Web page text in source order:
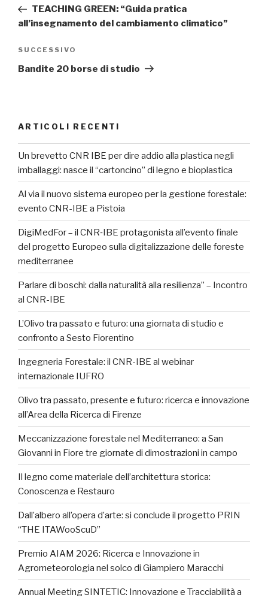
precedente:
TEACHING GREEN: “Guida pratica
all’insegnamento del cambiamento climatico”
Articolo
successivo
SUCCESSIVO
Bandite 20 borse di studio
ARTICOLI RECENTI
Un brevetto CNR IBE per dire addio alla plastica negli
imballaggi: nasce il “cartoncino” di legno e bioplastica
Al via il nuovo sistema europeo per la gestione forestale:
evento CNR-IBE a Pistoia
DigiMedFor – il CNR‑IBE protagonista all’evento finale
del progetto Europeo sulla digitalizzazione delle foreste
mediterranee
Parlare di boschi: dalla naturalità alla resilienza” – Incontro
al CNR-IBE
L’Olivo tra passato e futuro: una giornata di studio e
confronto a Sesto Fiorentino
Ingegneria Forestale: il CNR-IBE al webinar
internazionale IUFRO
Olivo tra passato, presente e futuro: ricerca e innovazione
all’Area della Ricerca di Firenze
Meccanizzazione forestale nel Mediterraneo: a San
Giovanni in Fiore tre giornate di dimostrazioni in campo
Il legno come materiale dell’architettura storica:
Conoscenza e Restauro
Dall’albero all’opera d’arte: si conclude il progetto PRIN
“THE ITAWooScuD”
Premio AIAM 2026: Ricerca e Innovazione in
Agrometeorologia nel solco di Giampiero Maracchi
Annual Meeting SINTETIC: Innovazione e Tracciabilità a